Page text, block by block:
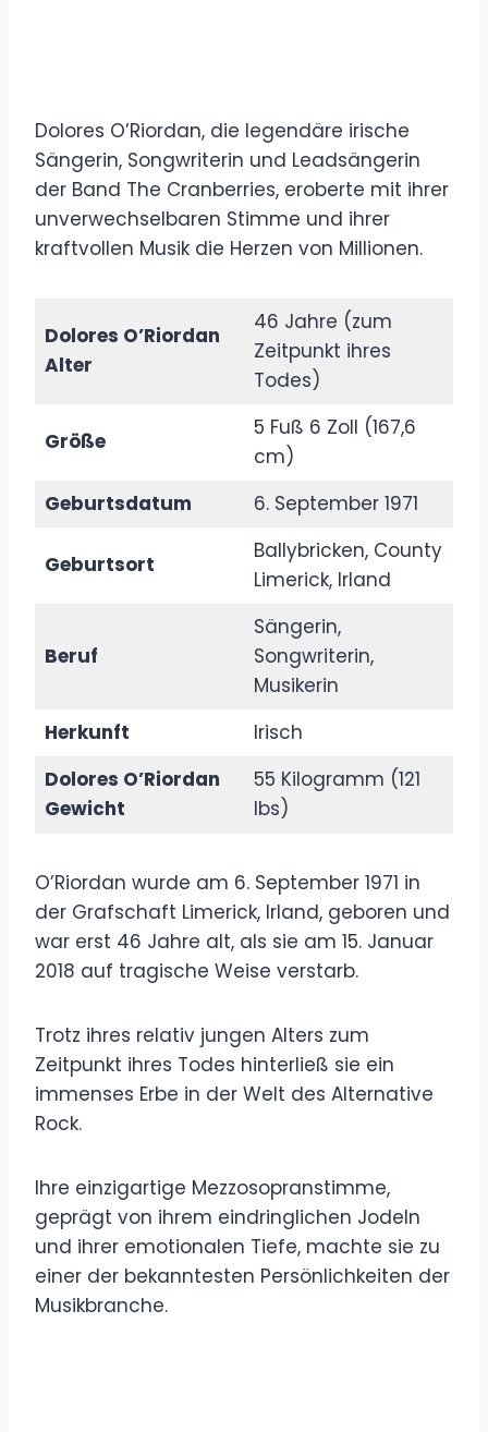
Dolores O’Riordan, die legendäre irische
Sängerin, Songwriterin und Leadsängerin
der Band The Cranberries, eroberte mit ihrer
unverwechselbaren Stimme und ihrer
kraftvollen Musik die Herzen von Millionen.
Dolores O’Riordan
Alter
46 Jahre (zum
Zeitpunkt ihres
Todes)
Größe
5 Fuß 6 Zoll (167,6
cm)
Geburtsdatum
6. September 1971
Geburtsort
Ballybricken, County
Limerick, Irland
Beruf
Sängerin,
Songwriterin,
Musikerin
Herkunft
Irisch
Dolores O’Riordan
Gewicht
55 Kilogramm (121
lbs)
O’Riordan wurde am 6. September 1971 in
der Grafschaft Limerick, Irland, geboren und
war erst 46 Jahre alt, als sie am 15. Januar
2018 auf tragische Weise verstarb.
Trotz ihres relativ jungen Alters zum
Zeitpunkt ihres Todes hinterließ sie ein
immenses Erbe in der Welt des Alternative
Rock.
Ihre einzigartige Mezzosopranstimme,
geprägt von ihrem eindringlichen Jodeln
und ihrer emotionalen Tiefe, machte sie zu
einer der bekanntesten Persönlichkeiten der
Musikbranche.